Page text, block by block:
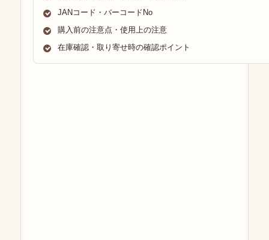
JANコード・バーコードNo
購入前の注意点・使用上の注意
在庫確認・取り寄せ時の確認ポイント